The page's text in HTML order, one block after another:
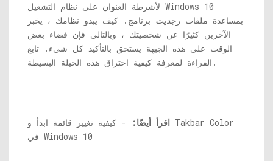
لأشرطة العنوان على نظام التشغيل Windows 10
بمساعدة ملفات رجديت برنامج. كيف يبدو نظامك ، يخبر
الآخرين كثيرًا عن شخصيتك ، وبالتالي فإن قضاء بعض
الوقت على هذه الجبهة يستحق بالتأكيد كل شيء. تابع
القراءة لمعرفة كيفية اختراق هذه الحيلة البسيطة.
اقرأ أيضًا:
- كيفية تغيير قائمة ابدأ و Takbar Color
في Windows 10